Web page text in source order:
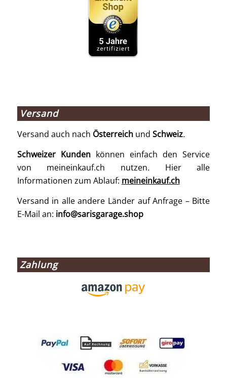
Versand
Versand auch nach Österreichund Schweiz.
Schweizer Kundenkönnen einfach den Service
von meineinkauf.ch nutzen. Hier alle
Informationen zum Ablauf: meineinkauf.ch
Versand in alle andere Länder auf Anfrage – Bitte
E-Mail an: info@sarisgarage.shop
Zahlung